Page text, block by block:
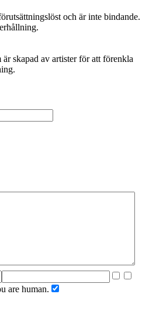
och är inte bindande.
skapad av artister för att förenkla
are human.